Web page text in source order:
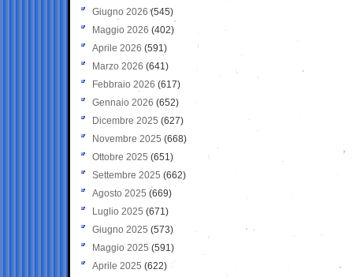
Giugno 2026 (545)
Maggio 2026 (402)
Aprile 2026 (591)
Marzo 2026 (641)
Febbraio 2026 (617)
Gennaio 2026 (652)
Dicembre 2025 (627)
Novembre 2025 (668)
Ottobre 2025 (651)
Settembre 2025 (662)
Agosto 2025 (669)
Luglio 2025 (671)
Giugno 2025 (573)
Maggio 2025 (591)
Aprile 2025 (622)